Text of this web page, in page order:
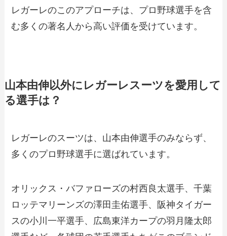
レガーレのこのアプローチは、プロ野球選手を含
む多くの著名人から高い評価を受けています。
山本由伸以外にレガーレスーツを愛用して
る選手は？
レガーレのスーツは、山本由伸選手のみならず、
多くのプロ野球選手に選ばれています。
オリックス・バファローズの村西良太選手、千葉
ロッテマリーンズの澤田圭佑選手、阪神タイガー
スの小川一平選手、広島東洋カープの羽月隆太郎